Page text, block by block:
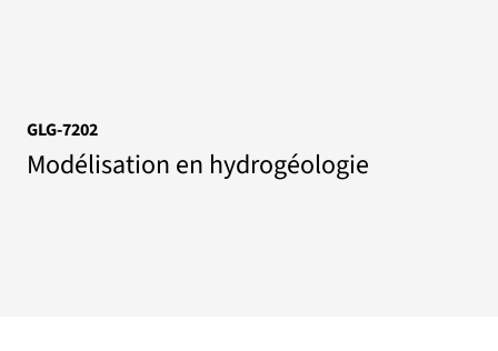
GLG-7202
Modélisation en hydrogéologie